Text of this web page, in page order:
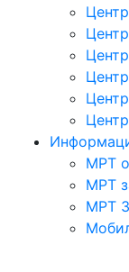
МРТ
МРТ
МРТ